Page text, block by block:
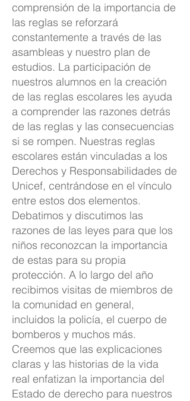
comprensión de la importancia de
las reglas se reforzará
constantemente a través de las
asambleas y nuestro plan de
estudios. La participación de
nuestros alumnos en la creación
de las reglas escolares les ayuda
a comprender las razones detrás
de las reglas y las consecuencias
si se rompen. Nuestras reglas
escolares están vinculadas a los
Derechos y Responsabilidades de
Unicef, centrándose en el vínculo
entre estos dos elementos.
Debatimos y discutimos las
razones de las leyes para que los
niños reconozcan la importancia
de estas para su propia
protección. A lo largo del año
recibimos visitas de miembros de
la comunidad en general,
incluidos la policía, el cuerpo de
bomberos y muchos más.
Creemos que las explicaciones
claras y las historias de la vida
real enfatizan la importancia del
Estado de derecho para nuestros